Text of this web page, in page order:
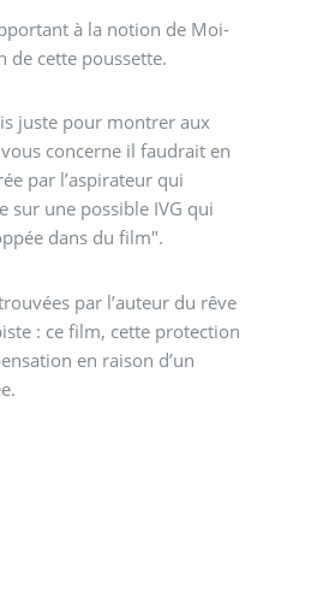
à la notion de Moi-
de cette poussette.
juste pour montrer aux
concerne il faudrait en
par l’aspirateur qui
sur une possible IVG qui
dans du film".
par l’auteur du rêve
: ce film, cette protection
en raison d’un